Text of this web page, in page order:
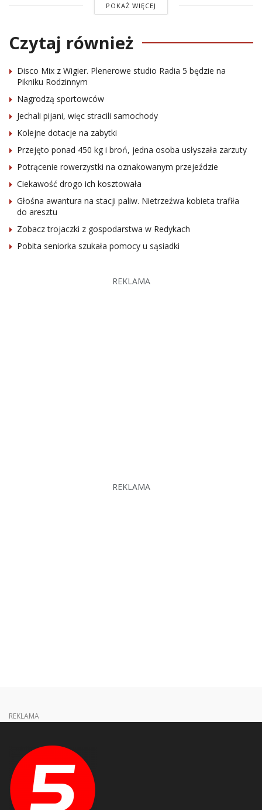
POKAŻ WIĘCEJ
Czytaj również
Disco Mix z Wigier. Plenerowe studio Radia 5 będzie na
Pikniku Rodzinnym
Nagrodzą sportowców
Jechali pijani, więc stracili samochody
Kolejne dotacje na zabytki
Przejęto ponad 450 kg i broń, jedna osoba usłyszała zarzuty
Potrącenie rowerzystki na oznakowanym przejeździe
Ciekawość drogo ich kosztowała
Głośna awantura na stacji paliw. Nietrzeźwa kobieta trafiła
do aresztu
Zobacz trojaczki z gospodarstwa w Redykach
Pobita seniorka szukała pomocy u sąsiadki
REKLAMA
REKLAMA
REKLAMA